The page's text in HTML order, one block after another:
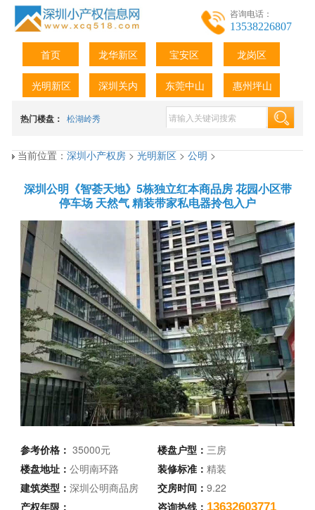
咨询电话：
13538226807
首页 龙华新区 宝安区 龙岗区
光明新区 深圳关内 东莞中山 惠州坪山
热门楼盘： 松湖岭秀
当前位置：深圳小产权房>光明新区>公明>
深圳公明《智荟天地》5栋独立红本商品房 花园小区带
停车场 天然气 精装带家私电器拎包入户
参考价格：35000元 楼盘户型： 三房
楼盘地址：公明南环路 装修标准： 精装
建筑类型：深圳公明商品房 交房时间： 9.22
产权年限：
咨询热线： 13632603771